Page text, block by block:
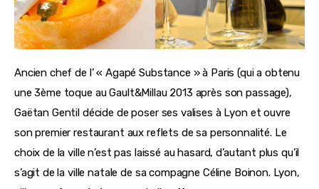
Ancien chef de l’ « Agapé Substance » à Paris (qui a obtenu
une 3ème toque au Gault&Millau 2013 après son passage),
Gaëtan Gentil décide de poser ses valises à Lyon et ouvre
son premier restaurant aux reflets de sa personnalité. Le
choix de la ville n’est pas laissé au hasard, d’autant plus qu’il
s’agit de la ville natale de sa compagne Céline Boinon. Lyon,